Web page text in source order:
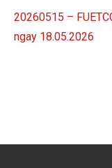
20260515 –
ngay 18.05.2026